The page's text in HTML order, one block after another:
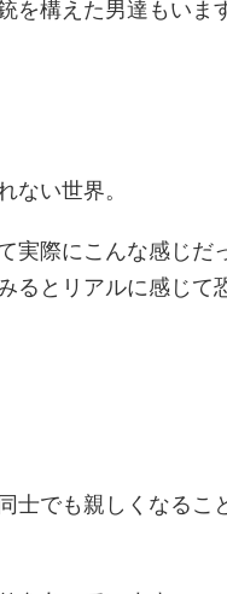
を構えた男達もいま
ない世界。
実際にこんな感じだ
るとリアルに感じて
士でも親しくなるこ